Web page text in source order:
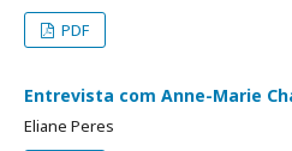
PDF
Entrevista com Anne-Marie
Eliane Peres